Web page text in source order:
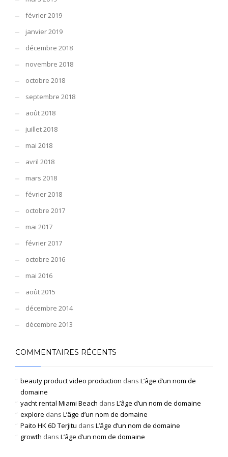
février 2019
janvier 2019
décembre 2018
novembre 2018
octobre 2018
septembre 2018
août 2018
juillet 2018
mai 2018
avril 2018
mars 2018
février 2018
octobre 2017
mai 2017
février 2017
octobre 2016
mai 2016
août 2015
décembre 2014
décembre 2013
COMMENTAIRES RÉCENTS
beauty product video production dans L’âge d’un nom de
domaine
yacht rental Miami Beach dans L’âge d’un nom de domaine
explore dans L’âge d’un nom de domaine
Paito HK 6D Terjitu dans L’âge d’un nom de domaine
growth dans L’âge d’un nom de domaine